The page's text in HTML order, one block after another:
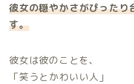
彼女の穏やかさがぴったり
す。
彼女は彼のことを、
「笑うとかわいい人」